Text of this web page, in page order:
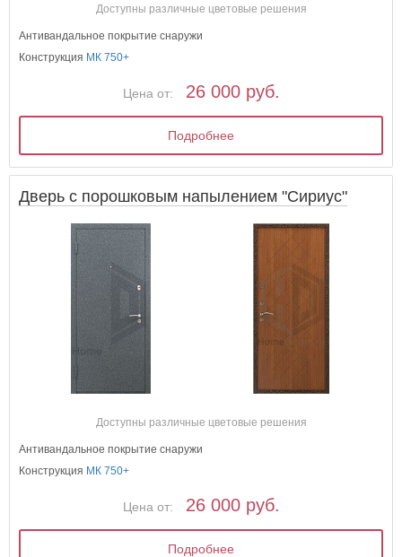
Доступны различные цветовые решения
Антивандальное покрытие снаружи
Конструкция МК 750+
Цена от: 26 000 руб.
Подробнее
Дверь с порошковым напылением "Сириус"
Доступны различные цветовые решения
Антивандальное покрытие снаружи
Конструкция МК 750+
Цена от: 26 000 руб.
Подробнее